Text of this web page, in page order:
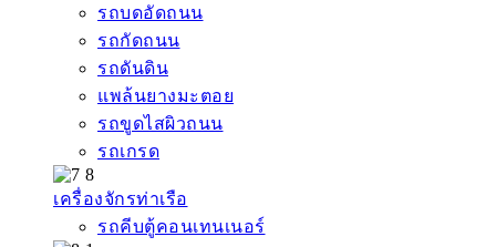
รถบดอัดถนน
รถกัดถนน
รถดันดิน
แพล้นยางมะตอย
รถขูดไสผิวถนน
รถเกรด
เครื่องจักรท่าเรือ
รถคีบตู้คอนเทนเนอร์